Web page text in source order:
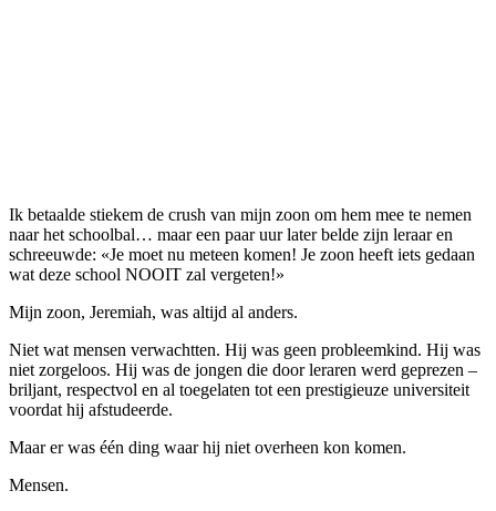
Ik betaalde stiekem de crush van mijn zoon om hem mee te nemen
naar het schoolbal… maar een paar uur later belde zijn leraar en
schreeuwde: «Je moet nu meteen komen! Je zoon heeft iets gedaan
wat deze school NOOIT zal vergeten!»
Mijn zoon, Jeremiah, was altijd al anders.
Niet wat mensen verwachtten. Hij was geen probleemkind. Hij was
niet zorgeloos. Hij was de jongen die door leraren werd geprezen –
briljant, respectvol en al toegelaten tot een prestigieuze universiteit
voordat hij afstudeerde.
Maar er was één ding waar hij niet overheen kon komen.
Mensen.